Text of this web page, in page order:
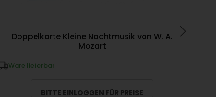
Doppelkarte Kleine Nachtmusik von W. A.
Mozart
Ware lieferbar
BITTE EINLOGGEN FÜR PREISE